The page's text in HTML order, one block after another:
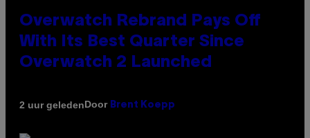
Overwatch Rebrand Pays Off
With Its Best Quarter Since
Overwatch 2 Launched
2 uur geledenDoor Brent Koepp